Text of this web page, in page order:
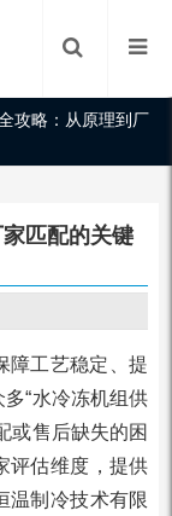
攻略：从原理到厂
匹配的关键
障工艺稳定、提
“水冷冻机组供
或售后缺失的困
评估维度，提供
温制冷技术有限